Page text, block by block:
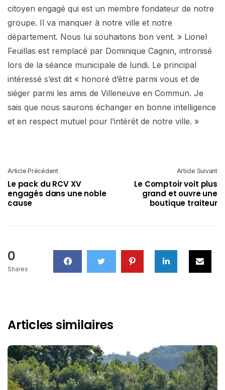
citoyen engagé qui est un membre fondateur de notre
groupe. Il va manquer à notre ville et notre
département. Nous lui souhaitons bon vent. » Lionel
Feuillas est remplacé par Dominique Cagnin, intronisé
lors de la séance municipale de lundi. Le principal
intéressé s’est dit « honoré d’être parmi vous et de
siéger parmi les amis de Villeneuve en Commun. Je
sais que nous saurons échanger en bonne intelligence
et en respect mutuel pour l’intérêt de notre ville. »
Article Précédent
Le pack du RCV XV
engagés dans une noble
cause
Article Suivant
Le Comptoir voit plus
grand et ouvre une
boutique traiteur
0
Shares
Articles similaires